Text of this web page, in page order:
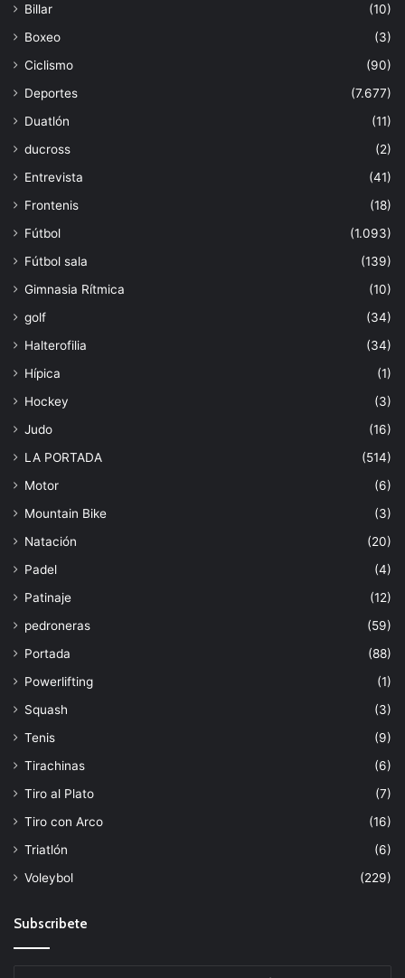
Billar
(10)
Boxeo
(3)
Ciclismo
(90)
Deportes
(7.677)
Duatlón
(11)
ducross
(2)
Entrevista
(41)
Frontenis
(18)
Fútbol
(1.093)
Fútbol sala
(139)
Gimnasia Rítmica
(10)
golf
(34)
Halterofilia
(34)
Hípica
(1)
Hockey
(3)
Judo
(16)
LA PORTADA
(514)
Motor
(6)
Mountain Bike
(3)
Natación
(20)
Padel
(4)
Patinaje
(12)
pedroneras
(59)
Portada
(88)
Powerlifting
(1)
Squash
(3)
Tenis
(9)
Tirachinas
(6)
Tiro al Plato
(7)
Tiro con Arco
(16)
Triatlón
(6)
Voleybol
(229)
Subscribete